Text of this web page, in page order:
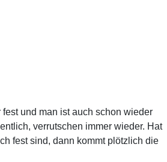
und man ist auch schon wieder
verrutschen immer wieder. Hat
fest sind, dann kommt plötzlich die